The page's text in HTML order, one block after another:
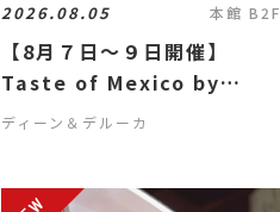
2026.08.05 本館 B2F
【8月７日～９日開催】
Taste of Mexico by
Jesús Durón
ディーン＆デルーカ